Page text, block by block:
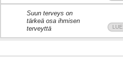
Suun terveys on
tärkeä osa ihmisen
terveyttä
LUE